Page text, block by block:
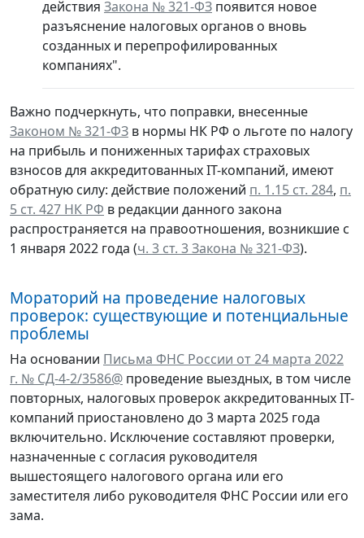
действия Закона № 321-ФЗ появится новое
разъяснение налоговых органов о вновь
созданных и перепрофилированных
компаниях".
Важно подчеркнуть, что поправки, внесенные
Законом № 321-ФЗ в нормы НК РФ о льготе по налогу
на прибыль и пониженных тарифах страховых
взносов для аккредитованных IT-компаний, имеют
обратную силу: действие положений п. 1.15 ст. 284, п.
5 ст. 427 НК РФ в редакции данного закона
распространяется на правоотношения, возникшие с
1 января 2022 года (ч. 3 ст. 3 Закона № 321-ФЗ).
Мораторий на проведение налоговых
проверок: существующие и потенциальные
проблемы
На основании Письма ФНС России от 24 марта 2022
г. № СД-4-2/3586@ проведение выездных, в том числе
повторных, налоговых проверок аккредитованных IT-
компаний приостановлено до 3 марта 2025 года
включительно. Исключение составляют проверки,
назначенные с согласия руководителя
вышестоящего налогового органа или его
заместителя либо руководителя ФНС России или его
зама.